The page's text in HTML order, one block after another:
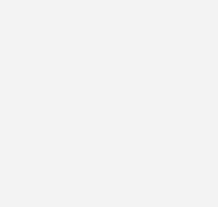
Montageschienen eine flexible
und Energie.